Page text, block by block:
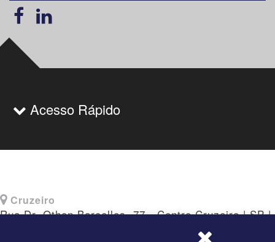
Acesso Rápido
Cruzeiro
Rua Dr. Othon Barcellos, 77 - Centro Cruzeiro | SP |